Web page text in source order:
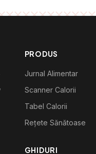
PRODUS
Jurnal Alimentar
Scanner Calorii
Tabel Calorii
Rețete Sănătoase
GHIDURI